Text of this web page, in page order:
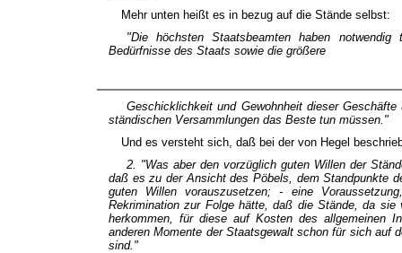
Mehr unten heißt es in bezug auf die Stände selbst:
"Die höchsten Staatsbeamten haben
Bedürfnisse des Staats sowie die größere
Geschicklichkeit und Gewohnheit dieser
ständischen Versammlungen das Beste tun müssen."
Und es versteht sich, daß bei der von Hegel
2. "Was aber den vorzüglich guten Willen der
daß es zu der Ansicht des Pöbels, dem Standpunkte
guten Willen vorauszusetzen; - eine
Rekrimination zur Folge hätte, daß die Stände, da
herkommen, für diese auf Kosten des allgemeinen
anderen Momente der Staatsgewalt schon für sich auf
sind."